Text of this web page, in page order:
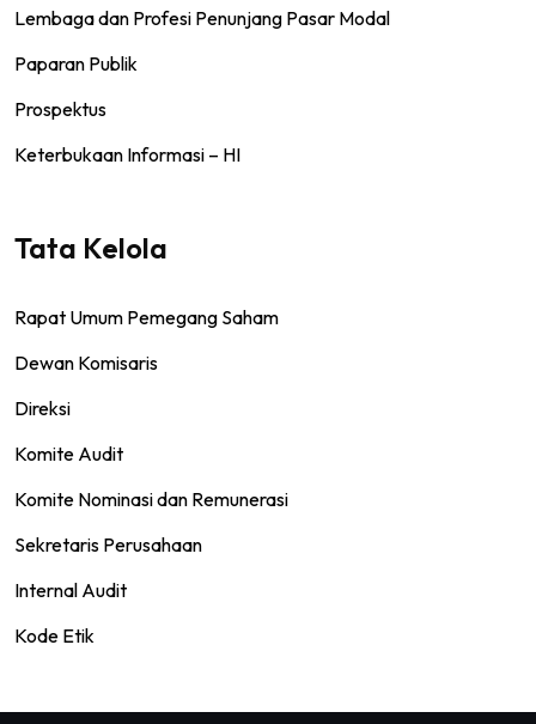
Lembaga dan Profesi Penunjang Pasar Modal
Paparan Publik
Prospektus
Keterbukaan Informasi – HI
Tata Kelola
Rapat Umum Pemegang Saham
Dewan Komisaris
Direksi
Komite Audit
Komite Nominasi dan Remunerasi
Sekretaris Perusahaan
Internal Audit
Kode Etik